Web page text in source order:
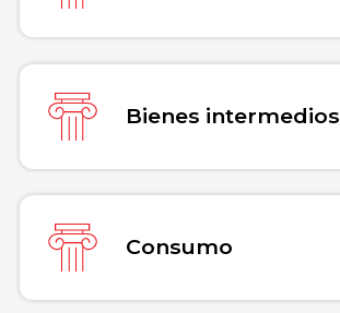
Bienes intermedios
Consumo